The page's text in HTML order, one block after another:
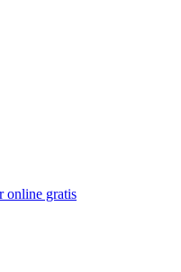
online gratis